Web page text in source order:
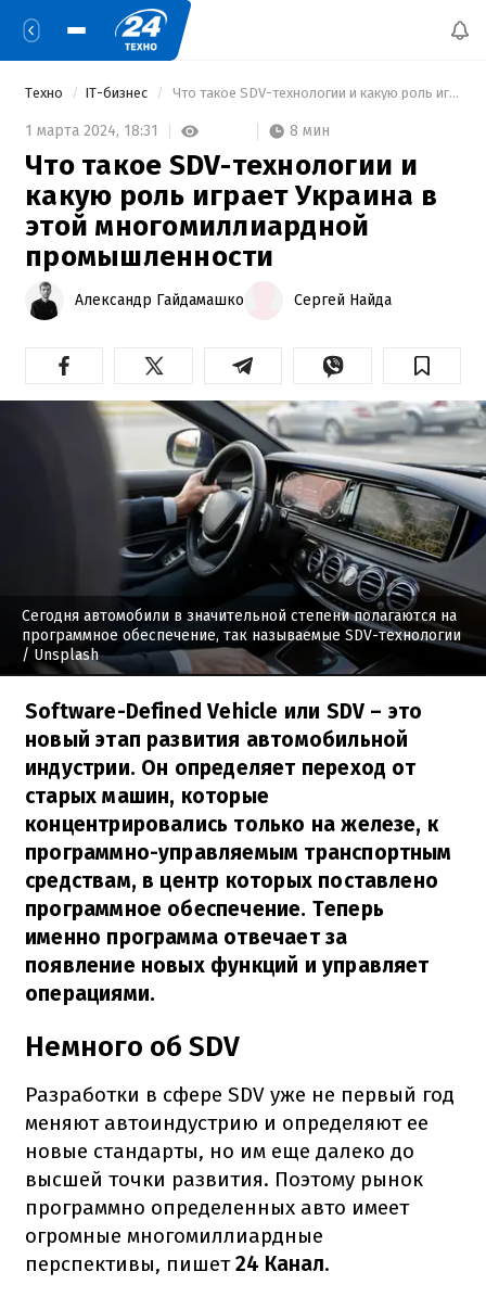
Техно IT-бизнес Что такое SDV-технологии и какую роль играет Украина в этой многомиллиардной промышленности
1 марта 2024, 18:31 8 мин
Что такое SDV-технологии и
какую роль играет Украина в
этой многомиллиардной
промышленности
Александр Гайдамашко Сергей Найда
Сегодня автомобили в значительной степени полагаются на
программное обеспечение, так называемые SDV-технологии
/ Unsplash
Software-Defined Vehicle или SDV – это
новый этап развития автомобильной
индустрии. Он определяет переход от
старых машин, которые
концентрировались только на железе, к
программно-управляемым транспортным
средствам, в центр которых поставлено
программное обеспечение. Теперь
именно программа отвечает за
появление новых функций и управляет
операциями.
Немного об SDV
Разработки в сфере SDV уже не первый год
меняют автоиндустрию и определяют ее
новые стандарты, но им еще далеко до
высшей точки развития. Поэтому рынок
программно определенных авто имеет
огромные многомиллиардные
перспективы, пишет24 Канал.